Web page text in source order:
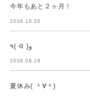
今年もあと２ヶ月！
2019.10.30
٩( ᐛ )و
2019.08.19
夏休み( ＾∀＾)